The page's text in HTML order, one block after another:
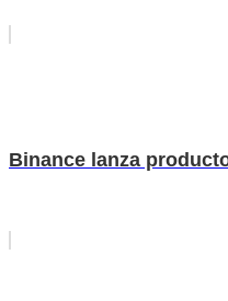
Binance lanza